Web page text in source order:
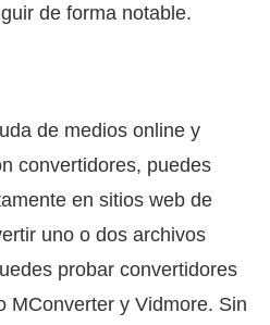
de forma notable.
de medios online y
convertidores, puedes
en sitios web de
uno o dos archivos
probar convertidores
MConverter y Vidmore. Sin